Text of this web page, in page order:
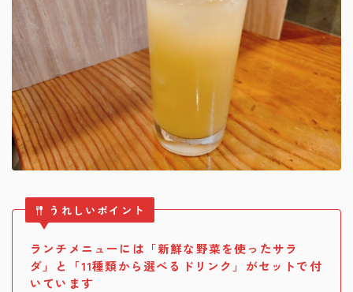
うれしいポイント
ランチメニューには「新鮮な野菜を使ったサラ
ダ」と「11種類から選べるドリンク」がセットで付
いています